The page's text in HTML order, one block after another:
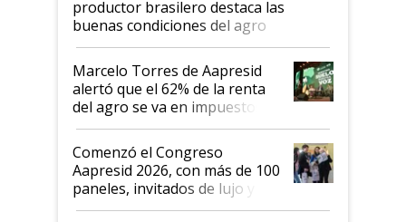
productor brasilero destaca las
buenas condiciones del agro
argentino para invertir: "Los veo
más motivados"
Marcelo Torres de Aapresid
alertó que el 62% de la renta
del agro se va en impuestos:
"No es bueno que en
Argentina se sigan discutiendo
las mismas cosas de hace 50
años"
Comenzó el Congreso
Aapresid 2026, con más de 100
paneles, invitados de lujo y
todas las tendencias